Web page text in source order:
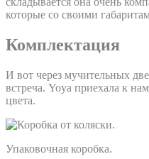
которые со своими
Комплектация
И вот через мучительных
встреча. Yoya приехала к
цвета.
Упаковочная коробка.